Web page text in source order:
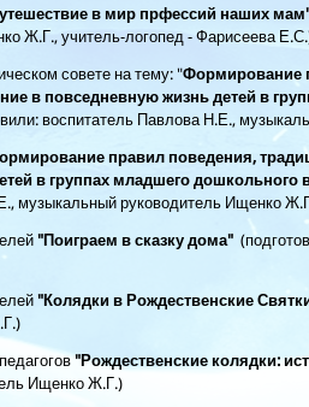
в мир прфессий наших
Ж.Г., учитель-логопед - Фарисеева
совете на тему: "Формирование
в повседневную жизнь детей в
воспитатель Павлова Н.Е.,
правил поведения,
в группах младшего дошкольного
музыкальный руководитель Ищенко
"Поиграем в сказку дома"
"Колядки в Рождественские
"Рождественские колядки:
Ищенко Ж.Г.)